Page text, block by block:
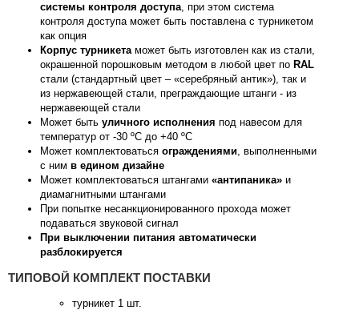
системы контроля доступа, при этом система
контроля доступа может быть поставлена с турникетом
как опция
Корпус турникетаможет быть изготовлен как из стали,
окрашенной порошковым методом в любой цвет по RAL
стали (стандартный цвет – «серебряный антик»), так и
из нержавеющей стали, преграждающие штанги - из
нержавеющей стали
Может быть уличного исполнения под навесом для
температур от -30 ºС до +40 ºС
Может комплектоваться ограждениями, выполненными
с ним в едином дизайне
Может комплектоваться штангами «антипаника» и
диамагнитными штангами
При попытке несанкционированного прохода может
подаваться звуковой сигнал
При выключении питания автоматически
разблокируется
ТИПОВОЙ КОМПЛЕКТ ПОСТАВКИ
турникет 1 шт.